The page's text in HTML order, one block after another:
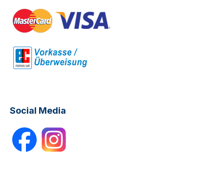
Social Media